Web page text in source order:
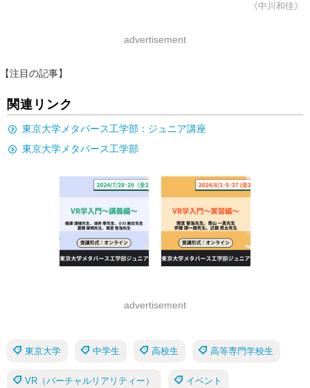
《中川和佳》
advertisement
【注目の記事】
関連リンク
東京大学メタバース工学部：ジュニア講座
東京大学メタバース工学部
advertisement
東京大学 中学生 高校生 高等専門学校生
VR（バーチャルリアリティー） イベント